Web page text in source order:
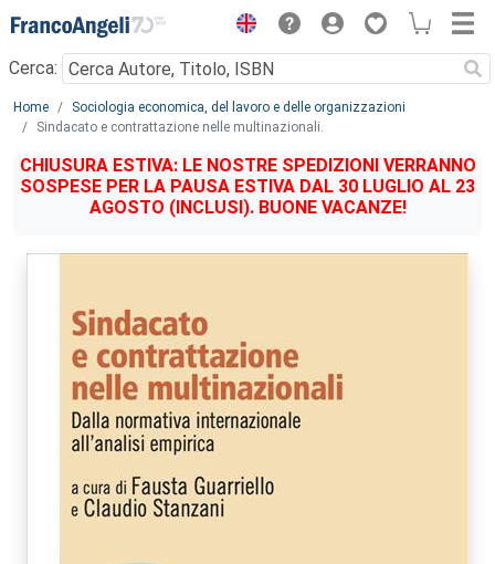
Menu
Cerca:
Main content
Home
Sociologia economica, del lavoro e delle organizzazioni
Sindacato e contrattazione nelle multinazionali.
CHIUSURA ESTIVA: LE NOSTRE SPEDIZIONI VERRANNO
SOSPESE PER LA PAUSA ESTIVA DAL 30 LUGLIO AL 23
AGOSTO (INCLUSI). BUONE VACANZE!